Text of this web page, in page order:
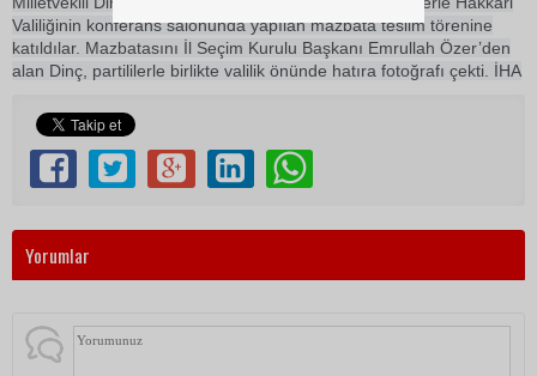
Valiliğinin konferans salonunda yapılan mazbata teslim törenine
katıldılar. Mazbatasını İl Seçim Kurulu Başkanı Emrullah Özer’den
alan Dinç, partililerle birlikte valilik önünde hatıra fotoğrafı çekti. İHA
Yorumlar